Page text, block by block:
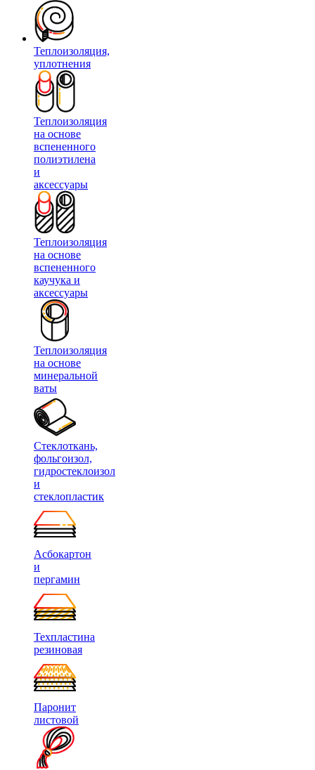
Теплоизоляция,
уплотнения
Теплоизоляция
на основе
вспененного
полиэтилена
и
аксессуары
Теплоизоляция
на основе
вспененного
каучука и
аксессуары
Теплоизоляция
на основе
минеральной
ваты
Стеклоткань,
фольгоизол,
гидростеклоизол
и
стеклопластик
Асбокартон
и
пергамин
Техпластина
резиновая
Паронит
листовой